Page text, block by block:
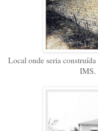
Local onde seria
IMS.